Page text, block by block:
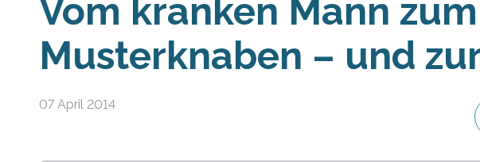
Vom kranken Mann zum
Musterknaben – und
07 April 2014